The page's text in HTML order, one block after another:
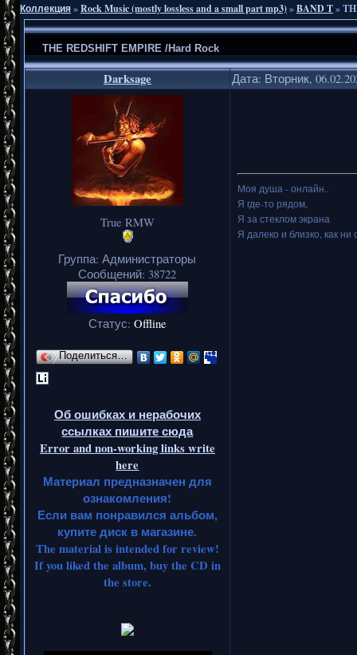
Коллекция»Rock Music (mostly lossless and a small part mp3)»BAND T»
THE REDSHIFT EMPIRE /Hard Rock
Darksage Дата: Вторник,
True RMW
Группа: Администраторы
Сообщений: 38722
Статус: Offline
Поделиться…
Об ошибках и нерабочих
ссылках пишите сюда
Error and non-working links write
here
Материал предназначен для
ознакомления!
Если вам понравился альбом,
купите диск в магазине.
The material is intended for review!
If you liked the album, buy the CD in
the store.
Моя душа - онлайн..
Я где-то рядом,
Я за стеклом экрана
Я далеко и близко, как ни